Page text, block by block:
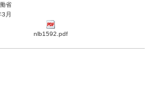
省
月
nlb1592.pdf